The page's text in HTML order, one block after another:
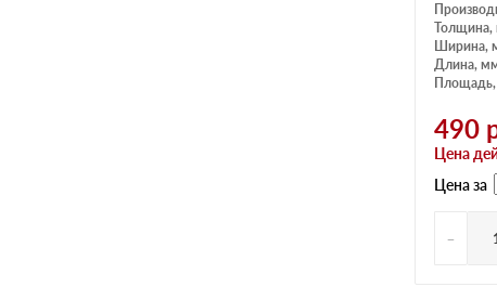
Ширина,
Длина,
490
Цена
Цена за
-